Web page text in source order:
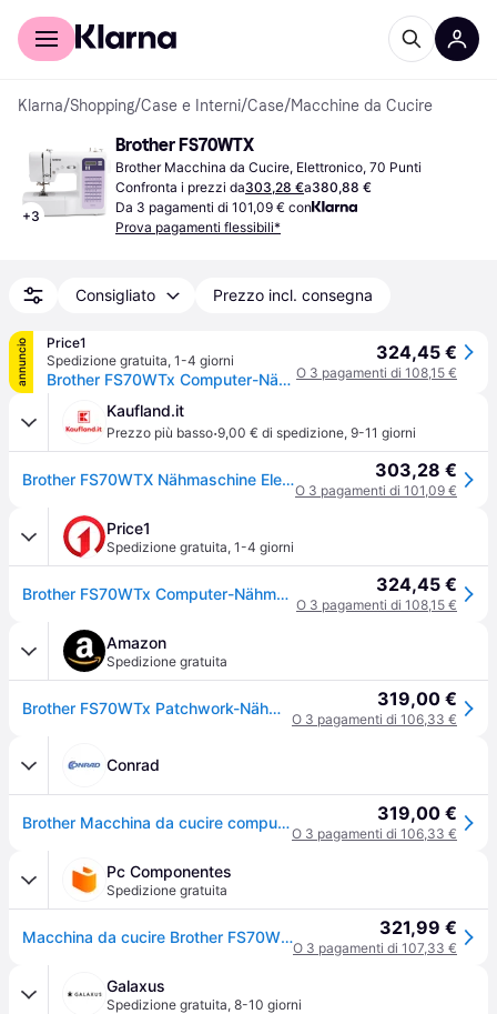
Per il tuo shopping
Klarna/Shopping/Case e Interni/Case/Macchine da Cucire
+3
Brother FS70WTX
Brother Macchina da Cucire, Elettronico, 70 Punti
Confronta i prezzi da303,28 €a380,88 €
Da 3 pagamenti di 101,09 € con
Prova pagamenti flessibili*
Consigliato Prezzo incl. consegna
annuncio
Price1
Spedizione gratuita, 1-4 giorni
Brother FS70WTx Computer-Nähmaschine (FS70WTXVM1)
324,45 €
O 3 pagamenti di 108,15 €
Kaufland.it
Prezzo più basso·9,00 € di spedizione, 9-11 giorni
Brother FS70WTX Nähmaschine Elektro 303,28 €
O 3 pagamenti di 101,09 €
Price1
Spedizione gratuita, 1-4 giorni
Brother FS70WTx Computer-Nähmaschine (FS70WTXVM1) 324,45 €
O 3 pagamenti di 108,15 €
Amazon
Spedizione gratuita
Brother FS70WTx Patchwork-Nähmaschine mit Macchina da, Metallo Plastica, Bianco/Lilla, Full-size sewing machine + Anschiebetisch 319,00 €
O 3 pagamenti di 106,33 €
Conrad
Brother Macchina da cucire computerizzata FS70WTXVM1 Supporto via computer, con display, Luce LED, con tavolo allungabile 319,00 €
O 3 pagamenti di 106,33 €
Pc Componentes
Spedizione gratuita
Macchina da cucire Brother FS70WTx 70 punti schermo LCD 321,99 €
O 3 pagamenti di 107,33 €
Galaxus
Spedizione gratuita, 8-10 giorni